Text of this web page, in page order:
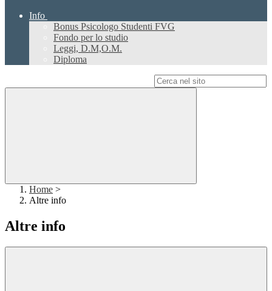
Info
Bonus Psicologo Studenti FVG
Fondo per lo studio
Leggi, D.M,O.M.
Diploma
Home >
Altre info
Altre info